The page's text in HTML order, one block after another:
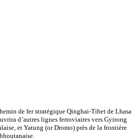
de fer stratégique Qinghai-Tibet de Lhasa
d’autres lignes ferroviaires vers Gyirong
et Yatung (or Dromo) près de la frontière